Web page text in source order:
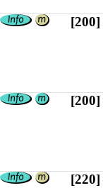
[200]
[200]
[220]